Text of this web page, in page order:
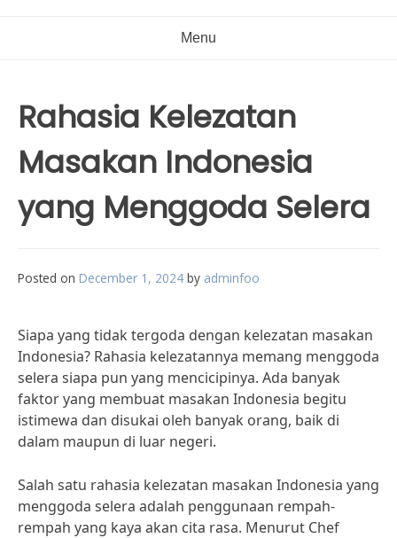
Menu
Rahasia Kelezatan
Masakan Indonesia
yang Menggoda Selera
Posted on December 1, 2024 by adminfoo
Siapa yang tidak tergoda dengan kelezatan masakan
Indonesia? Rahasia kelezatannya memang menggoda
selera siapa pun yang mencicipinya. Ada banyak
faktor yang membuat masakan Indonesia begitu
istimewa dan disukai oleh banyak orang, baik di
dalam maupun di luar negeri.
Salah satu rahasia kelezatan masakan Indonesia yang
menggoda selera adalah penggunaan rempah-
rempah yang kaya akan cita rasa. Menurut Chef